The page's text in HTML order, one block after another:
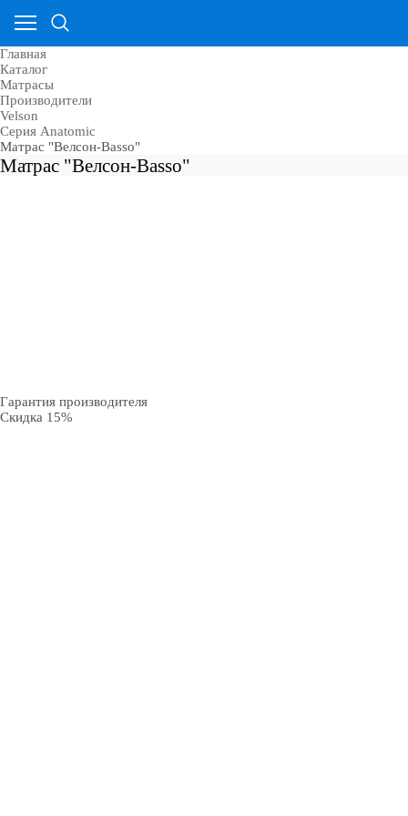
Главная
Каталог
Матрасы
Производители
Velson
Серия Anatomic
Матрас "Велсон-Basso"
Матрас "Велсон-Basso"
Гарантия производителя
Скидка 15%